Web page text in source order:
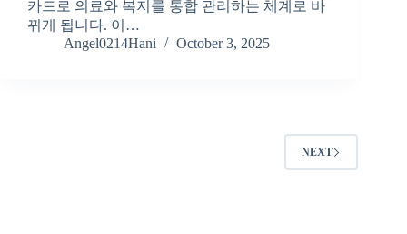
카드로 의료와 복지를 통합 관리하는 체계로 바
뀌게 됩니다. 이…
Angel0214Hani
October 3, 2025
NEXT